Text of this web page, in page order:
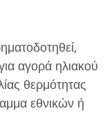
αγορά ηλιακού
θερμότητας
εθνικών ή